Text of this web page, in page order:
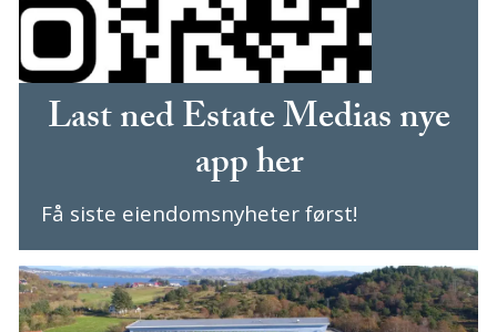
Last ned Estate Medias nye
app her
Få siste eiendomsnyheter først!